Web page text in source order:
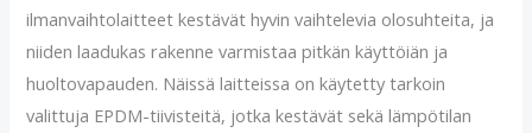
ilmanvaihtolaitteet kestävät hyvin vaihtelevia olosuhteita, ja
niiden laadukas rakenne varmistaa pitkän käyttöiän ja
huoltovapauden. Näissä laitteissa on käytetty tarkoin
valittuja EPDM-tiivisteitä, jotka kestävät sekä lämpötilan